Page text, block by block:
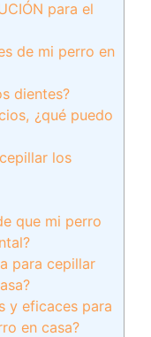
para el
de mi perro en
dientes?
¿qué puedo
los
que mi perro
para cepillar
y eficaces para
en casa?